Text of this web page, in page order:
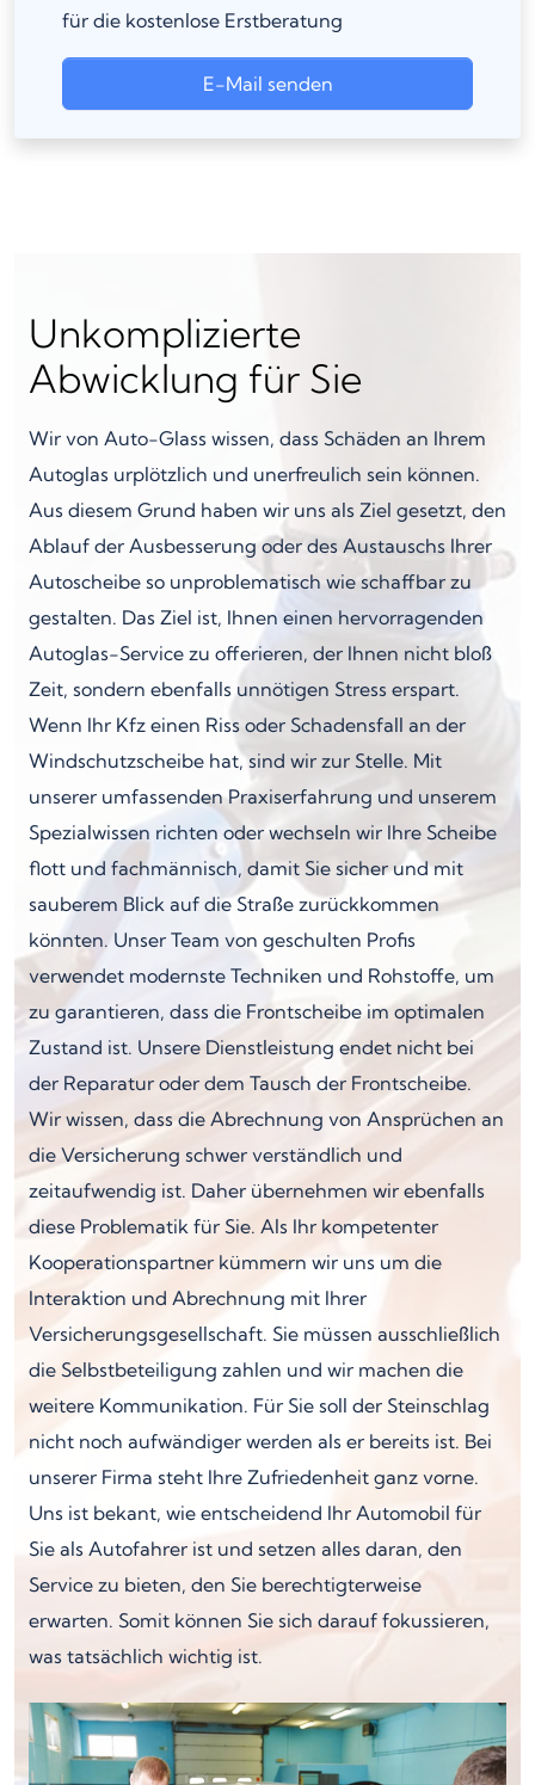
für die kostenlose Erstberatung
E-Mail senden
Unkomplizierte
Abwicklung für Sie
Wir von Auto-Glass wissen, dass Schäden an Ihrem
Autoglas urplötzlich und unerfreulich sein können.
Aus diesem Grund haben wir uns als Ziel gesetzt, den
Ablauf der Ausbesserung oder des Austauschs Ihrer
Autoscheibe so unproblematisch wie schaffbar zu
gestalten. Das Ziel ist, Ihnen einen hervorragenden
Autoglas-Service zu offerieren, der Ihnen nicht bloß
Zeit, sondern ebenfalls unnötigen Stress erspart.
Wenn Ihr Kfz einen Riss oder Schadensfall an der
Windschutzscheibe hat, sind wir zur Stelle. Mit
unserer umfassenden Praxiserfahrung und unserem
Spezialwissen richten oder wechseln wir Ihre Scheibe
flott und fachmännisch, damit Sie sicher und mit
sauberem Blick auf die Straße zurückkommen
könnten. Unser Team von geschulten Profis
verwendet modernste Techniken und Rohstoffe, um
zu garantieren, dass die Frontscheibe im optimalen
Zustand ist. Unsere Dienstleistung endet nicht bei
der Reparatur oder dem Tausch der Frontscheibe.
Wir wissen, dass die Abrechnung von Ansprüchen an
die Versicherung schwer verständlich und
zeitaufwendig ist. Daher übernehmen wir ebenfalls
diese Problematik für Sie. Als Ihr kompetenter
Kooperationspartner kümmern wir uns um die
Interaktion und Abrechnung mit Ihrer
Versicherungsgesellschaft. Sie müssen ausschließlich
die Selbstbeteiligung zahlen und wir machen die
weitere Kommunikation. Für Sie soll der Steinschlag
nicht noch aufwändiger werden als er bereits ist. Bei
unserer Firma steht Ihre Zufriedenheit ganz vorne.
Uns ist bekant, wie entscheidend Ihr Automobil für
Sie als Autofahrer ist und setzen alles daran, den
Service zu bieten, den Sie berechtigterweise
erwarten. Somit können Sie sich darauf fokussieren,
was tatsächlich wichtig ist.